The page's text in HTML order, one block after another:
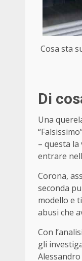
Cosa sta
Di
Una
– questa
entrare
Corona,
seconda
modello e
abusi che
Con
gli